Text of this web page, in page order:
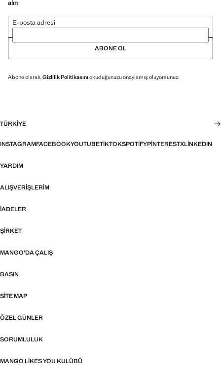
alın
E-posta adresi
ABONE OL
Abone olarak,Gizlilik Politikasını okuduğunuzu onaylamış oluyorsunuz.
TÜRKIYE
INSTAGRAMFACEBOOKYOUTUBETIKTOKSPOTIFYPINTERESTXLINKEDIN
YARDIM
ALIŞVERIŞLERIM
İADELER
ŞIRKET
MANGO'DA ÇALIŞ
BASIN
SITE MAP
ÖZEL GÜNLER
SORUMLULUK
MANGO LIKES YOU KULÜBÜ